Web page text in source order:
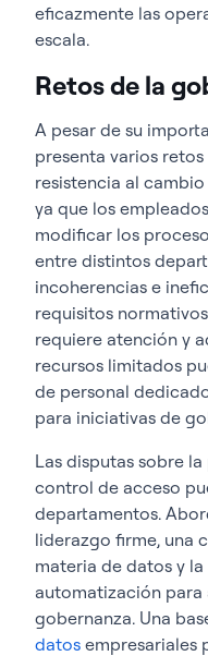
eficazmente las
escala.
Retos de la
A pesar de su
presenta varios
resistencia al
ya que los
modificar los
entre distintos
incoherencias e
requisitos
requiere atención y
recursos limitados
de personal
para iniciativas de
Las disputas sobre
control de acceso
departamentos.
liderazgo firme, una
materia de datos y
automatización para
gobernanza. Una
datos empresariales